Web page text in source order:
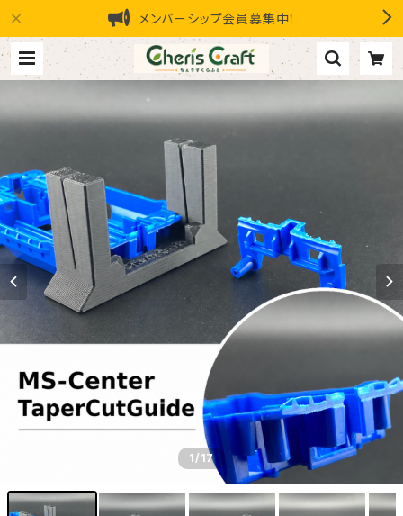
メンバーシップ会員募集中！
1/17